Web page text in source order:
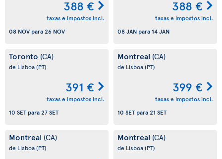
388 €
taxas e impostos incl.
08 NOV para26 NOV
388 €
taxas e impostos incl.
08 JAN para 14 JAN
Toronto (CA)
de Lisboa(PT)
391 €
taxas e impostos incl.
10 SETpara27 SET
Montreal (CA)
de Lisboa(PT)
399 €
taxas e impostos incl.
10 SETpara21 SET
Montreal (CA)
de Lisboa(PT)
Montreal (CA)
de Lisboa(PT)